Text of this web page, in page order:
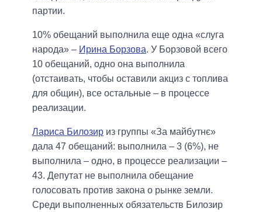
партии.
10% обещаний выполнила еще одна «слуга
народа» – Ирина Борзова. У Борзовой всего
10 обещаний, одно она выполнила
(отстаивать, чтобы оставили акциз с топлива
для общин), все остальные – в процессе
реализации.
Лариса Билозир из группы «За майбутнє»
дала 47 обещаний: выполнила – 3 (6%), не
выполнила – одно, в процессе реализации –
43. Депутат не выполнила обещание
голосовать против закона о рынке земли.
Среди выполненных обязательств Билозир